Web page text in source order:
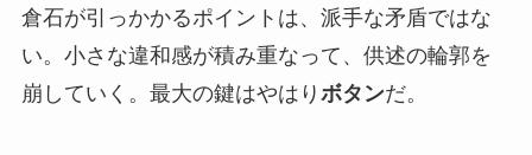
倉石が引っかかるポイントは、派手な矛盾ではな
い。小さな違和感が積み重なって、供述の輪郭を
崩していく。最大の鍵はやはり ボタンだ。